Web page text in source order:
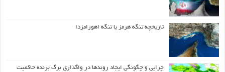
تاریخچه تنگه هرمز یا تنگه اهورامزدا
چرایی و چگونگی ایجاد روندها در واگذاری برگ برنده حاکمیت